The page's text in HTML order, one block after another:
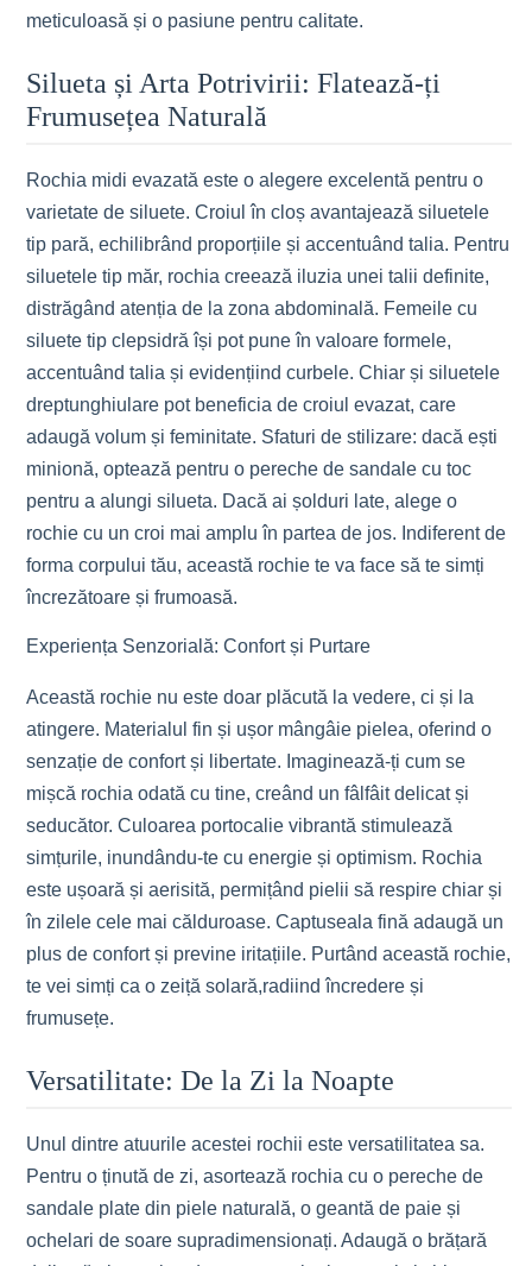
meticuloasă și o pasiune pentru calitate.
Silueta și Arta Potrivirii: Flatează-ți
Frumusețea Naturală
Rochia midi evazată este o alegere excelentă pentru o
varietate de siluete. Croiul în cloș avantajează siluetele
tip pară, echilibrând proporțiile și accentuând talia. Pentru
siluetele tip măr, rochia creează iluzia unei talii definite,
distrăgând atenția de la zona abdominală. Femeile cu
siluete tip clepsidră își pot pune în valoare formele,
accentuând talia și evidențiind curbele. Chiar și siluetele
dreptunghiulare pot beneficia de croiul evazat, care
adaugă volum și feminitate. Sfaturi de stilizare: dacă ești
minionă, optează pentru o pereche de sandale cu toc
pentru a alungi silueta. Dacă ai șolduri late, alege o
rochie cu un croi mai amplu în partea de jos. Indiferent de
forma corpului tău, această rochie te va face să te simți
încrezătoare și frumoasă.
Experiența Senzorială: Confort și Purtare
Această rochie nu este doar plăcută la vedere, ci și la
atingere. Materialul fin și ușor mângâie pielea, oferind o
senzație de confort și libertate. Imaginează-ți cum se
mișcă rochia odată cu tine, creând un fâlfâit delicat și
seducător. Culoarea portocalie vibrantă stimulează
simțurile, inundându-te cu energie și optimism. Rochia
este ușoară și aerisită, permițând pielii să respire chiar și
în zilele cele mai călduroase. Captuseala fină adaugă un
plus de confort și previne iritațiile. Purtând această rochie,
te vei simți ca o zeiță solară,radiind încredere și
frumusețe.
Versatilitate: De la Zi la Noapte
Unul dintre atuurile acestei rochii este versatilitatea sa.
Pentru o ținută de zi, asortează rochia cu o pereche de
sandale plate din piele naturală, o geantă de paie și
ochelari de soare supradimensionați. Adaugă o brățară